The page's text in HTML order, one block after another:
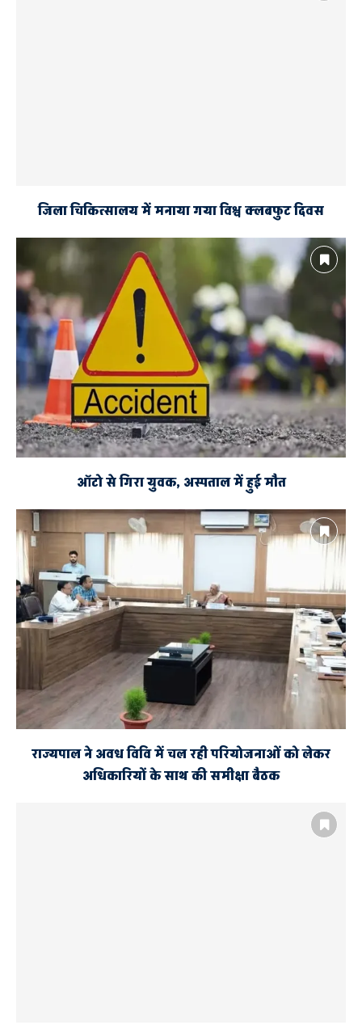
जिला चिकित्सालय में मनाया गया विश्व क्लबफुट दिवस
ऑटो से गिरा युवक, अस्पताल में हुई मौत
राज्यपाल ने अवध विवि में चल रही परियोजनाओं को लेकर
अधिकारियों के साथ की समीक्षा बैठक